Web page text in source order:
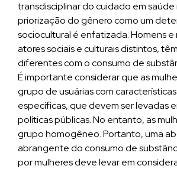
transdisciplinar do cuidado em saúde
priorização do gênero como um
sociocultural é enfatizada. Homens e
atores sociais e culturais distintos,
diferentes com o consumo de
É importante considerar que as
grupo de usuárias com
específicas, que devem ser levadas
políticas públicas. No entanto, as
grupo homogêneo. Portanto, uma
abrangente do consumo de
por mulheres deve levar em